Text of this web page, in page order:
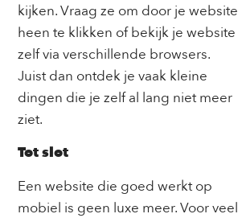
kijken. Vraag ze om door je website
heen te klikken of bekijk je website
zelf via verschillende browsers.
Juist dan ontdek je vaak kleine
dingen die je zelf al lang niet meer
ziet.
Tot slot
Een website die goed werkt op
mobiel is geen luxe meer. Voor veel